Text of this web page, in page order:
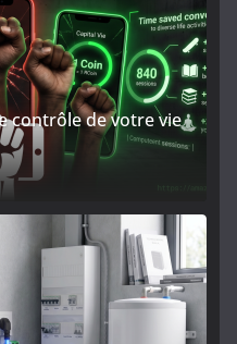
contrôle de votre vie